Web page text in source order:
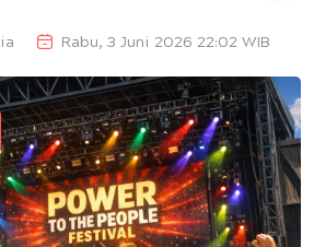
Rabu, 3 Juni 2026 22:02 WIB